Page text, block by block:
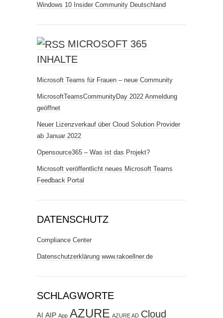
Windows 10 Insider Community Deutschland
MICROSOFT 365
INHALTE
Microsoft Teams für Frauen – neue Community
MicrosoftTeamsCommunityDay 2022 Anmeldung
geöffnet
Neuer Lizenzverkauf über Cloud Solution Provider
ab Januar 2022
Opensource365 – Was ist das Projekt?
Microsoft veröffentlicht neues Microsoft Teams
Feedback Portal
DATENSCHUTZ
Compliance Center
Datenschutzerklärung www.rakoellner.de
SCHLAGWORTE
AI AIP App AZURE AZURE AD Cloud